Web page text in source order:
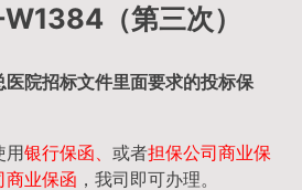
（第三次）
医院招标文件里面要求的投标保
用银行保函、 或者担保公司商业保
商业保函 ，我司即可办理。